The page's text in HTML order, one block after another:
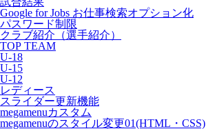
Google for Jobs お仕事検索オプション化
パスワード制限
クラブ紹介（選手紹介）
TOP TEAM
U-18
U-15
U-12
レディース
スライダー更新機能
megamenuカスタム
megamenuのスタイル変更01(HTML・CSS)